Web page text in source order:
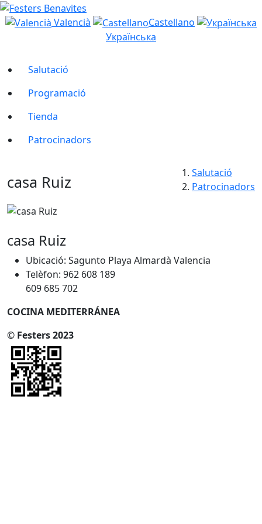
Valencià
Castellano
Українська
Salutació
Programació
Tienda
Patrocinadors
casa Ruiz
Salutació
Patrocinadors
casa Ruiz
Ubicació: Sagunto Playa Almardà Valencia
Telèfon: 962 608 189
609 685 702
COCINA MEDITERRÁNEA
© Festers 2023